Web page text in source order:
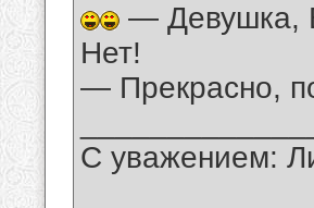
— Девушка,
Нет!
— Прекрасно,
С уважением: